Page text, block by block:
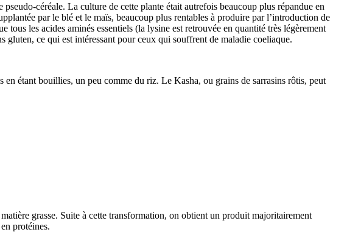
céréale. La culture de cette plante était autrefois beaucoup plus répandue en
par le blé et le maïs, beaucoup plus rentables à produire par l’introduction de
les acides aminés essentiels (la lysine est retrouvée en quantité très légèrement
gluten, ce qui est intéressant pour ceux qui souffrent de maladie coeliaque.
en étant bouillies, un peu comme du riz. Le Kasha, ou grains de sarrasins rôtis, peut
grasse. Suite à cette transformation, on obtient un produit majoritairement
protéines.